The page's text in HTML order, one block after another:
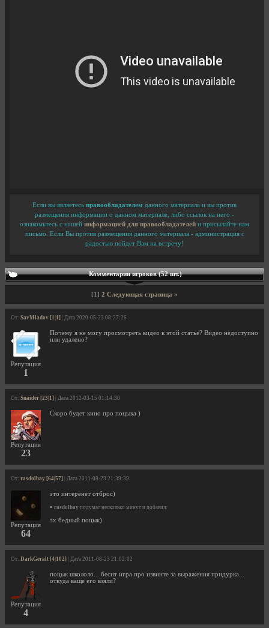
Если вы являетесь правообладателем данного материала и вы против
размещения информации о данном материале, либо ссылок на него -
ознакомьтесь с нашей информацией для правообладателей и присылайте нам
письмо. Если Вы против размещения данного материала - администрация с
радостью пойдет Вам на встречу!
Комментарии игроков (52 шт.)
[1] 2 Следующая страница »
От: SavMladov [1|1] | Дата 2020-05-23 08:27:26
Репутация
1
Почему я не могу просмотреть видео к этой статье? Видео недоступно
или удалено?
От: Snaider [23|1] | Дата 2012-03-15 01:14:30
Репутация
23
Скоро будет кино про поцыка )
От: rasdolbay [64|57] | Дата 2011-08-23 21:39:39
Репутация
64
это интеренет отброс)
• rasdolbay подумал несколько минут и добавил:
эх бедный поцык)
От: DarkGeralt [4|102] | Дата 2011-08-23 21:02:02
Репутация
4
поцык школоло... бесит игра про извинте за выражения придурка...
откуда ваще его взяли?